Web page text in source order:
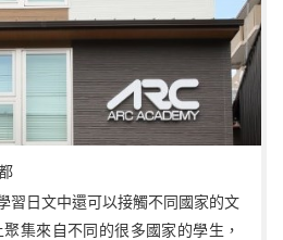
集來自不同的很多國家的學生，